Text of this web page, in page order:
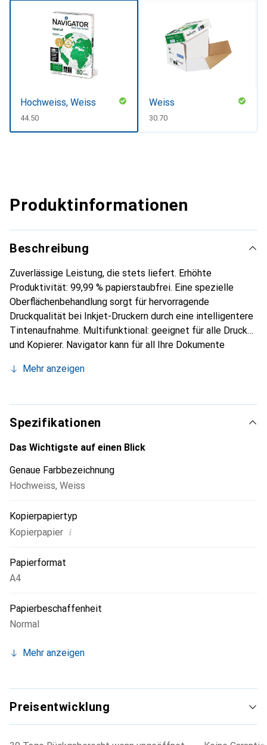
Hochweiss, Weiss
CHF
44.50
Weiss
CHF
30.70
Produktinformationen
Beschreibung
Zuverlässige Leistung, die stets liefert. Erhöhte
Produktivität: 99,99 % papierstaubfrei. Eine spezielle
Oberflächenbehandlung sorgt für hervorragende
Druckqualität bei Inkjet-Druckern durch eine intelligentere
Tintenaufnahme. Multifunktional: geeignet für alle Drucker
und Kopierer. Navigator kann für all Ihre Dokumente
besonders glatten Griff verlängert die Lebensdauer von
Mehr anzeigen
Spezifikationen
Das Wichtigste auf einen Blick
Genaue Farbbezeichnung
Hochweiss, Weiss
Kopierpapiertyp
Kopierpapier i
Papierformat
A4
Papierbeschaffenheit
Normal
Mehr anzeigen
Preisentwicklung